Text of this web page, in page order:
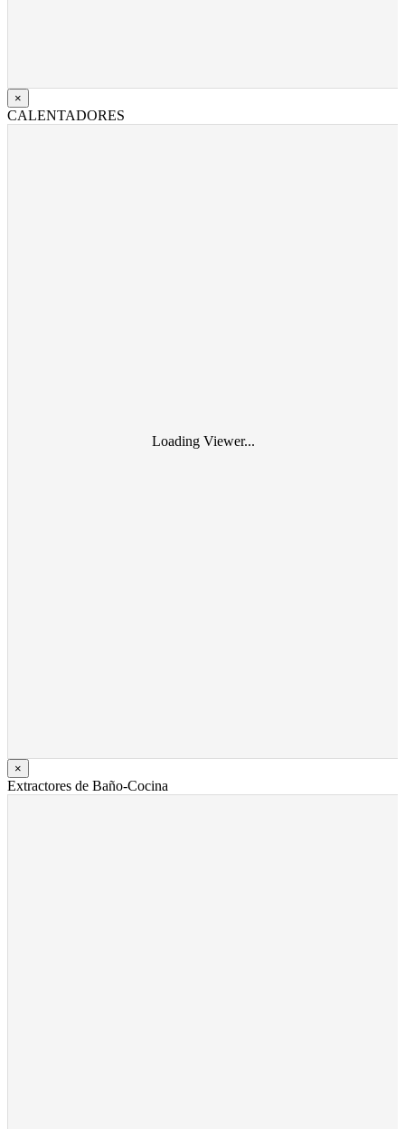
×
CALENTADORES
Loading Viewer...
×
Extractores de Baño-Cocina